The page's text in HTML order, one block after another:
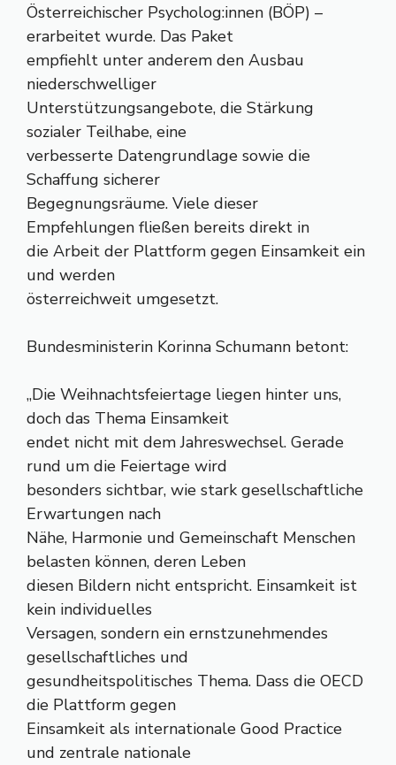
Österreichischer Psycholog:innen (BÖP) –
erarbeitet wurde. Das Paket
empfiehlt unter anderem den Ausbau
niederschwelliger
Unterstützungsangebote, die Stärkung
sozialer Teilhabe, eine
verbesserte Datengrundlage sowie die
Schaffung sicherer
Begegnungsräume. Viele dieser
Empfehlungen fließen bereits direkt in
die Arbeit der Plattform gegen Einsamkeit ein
und werden
österreichweit umgesetzt.
Bundesministerin Korinna Schumann betont:
„Die Weihnachtsfeiertage liegen hinter uns,
doch das Thema Einsamkeit
endet nicht mit dem Jahreswechsel. Gerade
rund um die Feiertage wird
besonders sichtbar, wie stark gesellschaftliche
Erwartungen nach
Nähe, Harmonie und Gemeinschaft Menschen
belasten können, deren Leben
diesen Bildern nicht entspricht. Einsamkeit ist
kein individuelles
Versagen, sondern ein ernstzunehmendes
gesellschaftliches und
gesundheitspolitisches Thema. Dass die OECD
die Plattform gegen
Einsamkeit als internationale Good Practice
und zentrale nationale